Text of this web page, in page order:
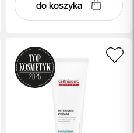
do koszyka